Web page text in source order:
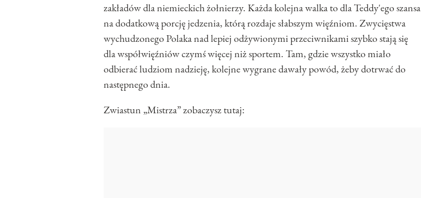
zakładów dla niemieckich żołnierzy. Każda kolejna walka to dla Teddy'ego szansa
na dodatkową porcję jedzenia, którą rozdaje słabszym więźniom. Zwycięstwa
wychudzonego Polaka nad lepiej odżywionymi przeciwnikami szybko stają się
dla współwięźniów czymś więcej niż sportem. Tam, gdzie wszystko miało
odbierać ludziom nadzieję, kolejne wygrane dawały powód, żeby dotrwać do
następnego dnia.
Zwiastun „Mistrza” zobaczysz tutaj: